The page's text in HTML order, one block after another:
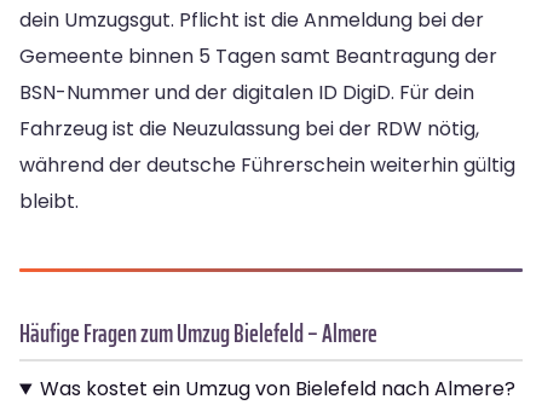
dein Umzugsgut. Pflicht ist die Anmeldung bei der
Gemeente binnen 5 Tagen samt Beantragung der
BSN-Nummer und der digitalen ID DigiD. Für dein
Fahrzeug ist die Neuzulassung bei der RDW nötig,
während der deutsche Führerschein weiterhin gültig
bleibt.
Häufige Fragen zum Umzug Bielefeld – Almere
Was kostet ein Umzug von Bielefeld nach Almere?